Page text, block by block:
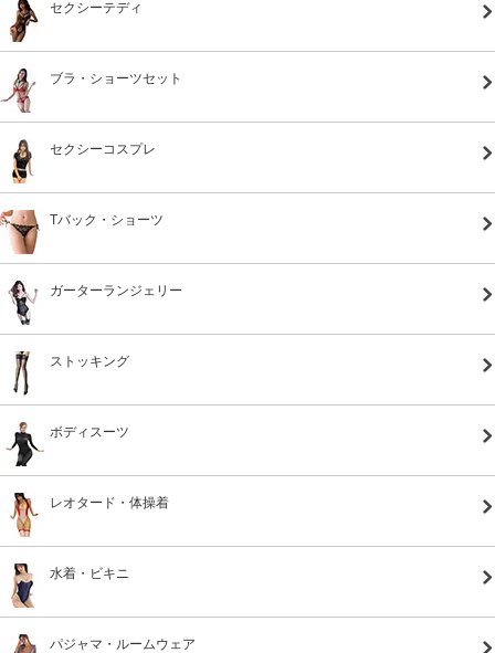
セクシーテディ
ブラ・ショーツセット
セクシーコスプレ
Tバック・ショーツ
ガーターランジェリー
ストッキング
ボディスーツ
レオタード・体操着
水着・ビキニ
パジャマ・ルームウェア